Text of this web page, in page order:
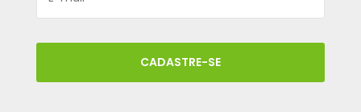
CADASTRE-SE